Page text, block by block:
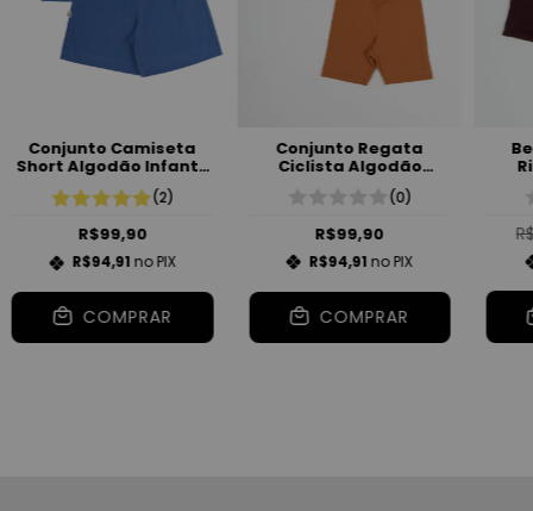
Conjunto Camiseta
Short Algodão Infantil
Unissex
(2)
R$99,90
R$94,91 no PIX
COMPRAR
Conjunto Regata
Ciclista Algodão
Infantil Unissex
(0)
R$99,90
R$94,91 no PIX
COMPRAR